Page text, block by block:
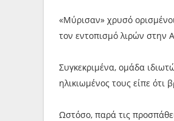
«Μύρισαν» χρυσό
τον εντοπισμό λιρών στην
Συγκεκριμένα, ομάδα
ηλικιωμένος τους είπε
Ωστόσο, παρά τις